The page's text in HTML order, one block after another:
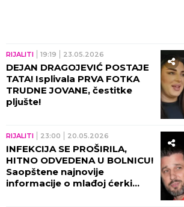
RIJALITI 19:19 23.05.2026
DEJAN DRAGOJEVIĆ POSTAJE
TATA! Isplivala PRVA FOTKA
TRUDNE JOVANE, čestitke
pljušte!
RIJALITI 23:00 20.05.2026
INFEKCIJA SE PROŠIRILA,
HITNO ODVEDENA U BOLNICU!
Saopštene najnovije
informacije o mlađoj ćerki